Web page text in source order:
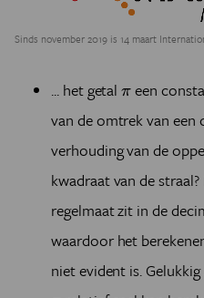
Sinds november 2019 is 14 maart
... het getalπ
πeen
van de omtrek van
verhouding van de
kwadraat van de
regelmaat zit in de
waardoor het
niet evident is.